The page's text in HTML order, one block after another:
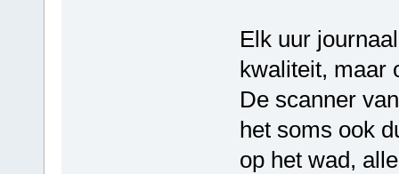
Elk uur
kwaliteit, maar
De scanner
het soms ook
op het wad,